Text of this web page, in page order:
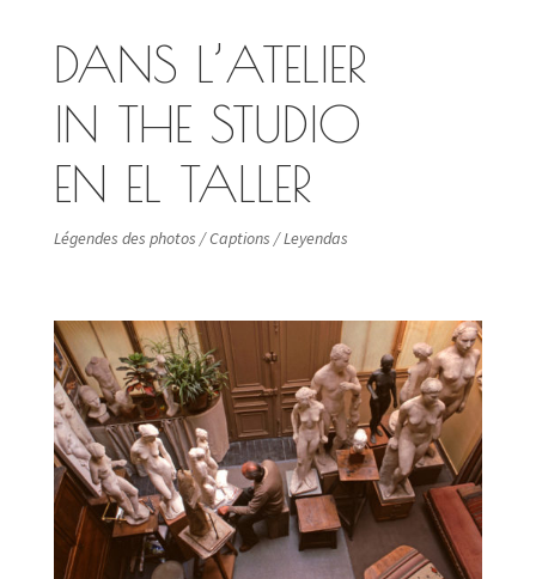
DANS L’ATELIER
IN THE STUDIO
EN EL TALLER
Légendes des photos / Captions / Leyendas